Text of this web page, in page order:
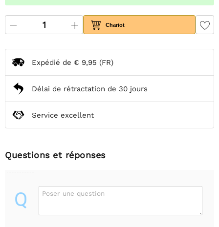
Chariot
Expédié de € 9,95 (FR)
Délai de rétractation de 30 jours
Service excellent
Questions et réponses
Q Poser une question